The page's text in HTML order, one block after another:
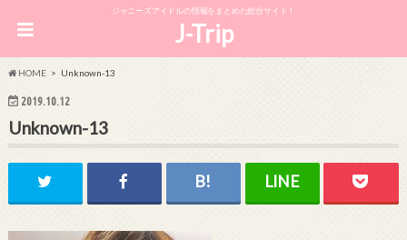
ジャニーズアイドルの情報をまとめた総合サイト！
J-Trip
HOME Unknown-13
2019.10.12
Unknown-13